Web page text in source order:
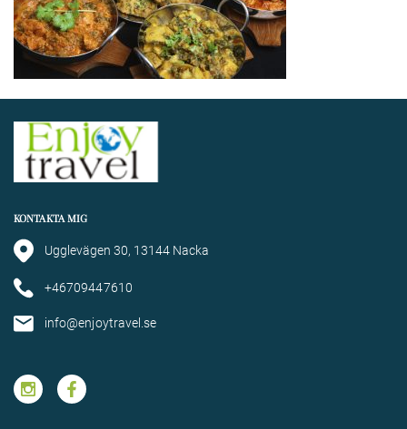
KONTAKTA MIG
Ugglevägen 30, 13144 Nacka
+46709447610
info@enjoytravel.se